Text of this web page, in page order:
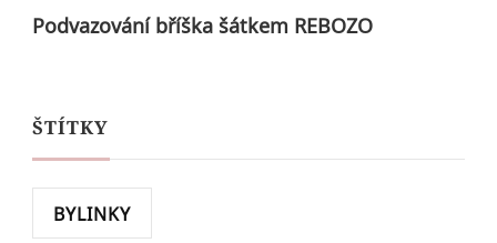
Podvazování bříška šátkem REBOZO
ŠTÍTKY
BYLINKY